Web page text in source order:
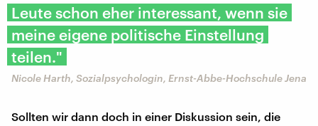
Leute schon eher interessant, wenn sie
meine eigene politische Einstellung
teilen."
Nicole Harth, Sozialpsychologin, Ernst-Abbe-Hochschule Jena
Sollten wir dann doch in einer Diskussion sein, die